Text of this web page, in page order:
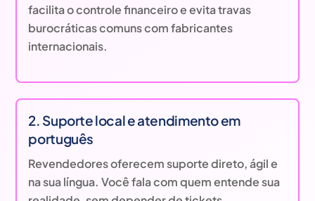
facilita o controle financeiro e evita travas
burocráticas comuns com fabricantes
internacionais.
2. Suporte local e atendimento em
português
Revendedores oferecem suporte direto, ágil e
na sua língua. Você fala com quem entende sua